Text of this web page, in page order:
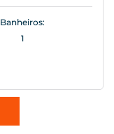
Banheiros:
1